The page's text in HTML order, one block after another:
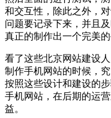
和交互性，除此之外，
问题要记录下来，并且
真正的制作出一个完美
看了这些北京网站建设
制作手机网站的时候，
按照这些设计和建设的
手机网站，在后期的运
益。